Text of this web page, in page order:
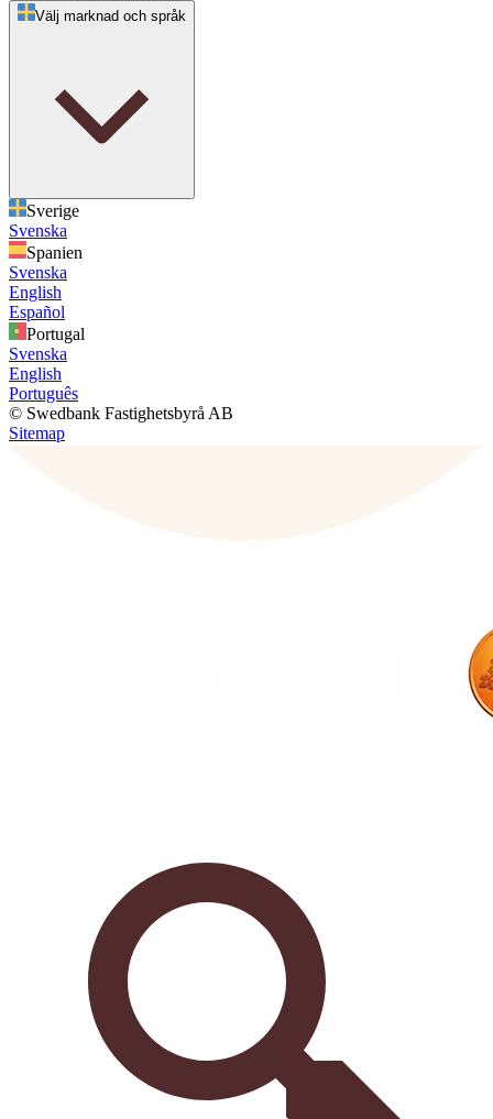
Välj marknad och språk
Sverige
Svenska
Spanien
Svenska
English
Español
Portugal
Svenska
English
Português
© Swedbank Fastighetsbyrå AB
Sitemap